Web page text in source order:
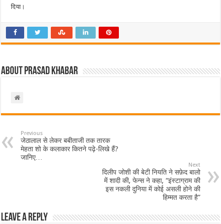
दिया।
About Prasad Khabar
Previous
जेठालाल से लेकर बबीताजी तक तारक
मेहता शो के कलाकार कितने पढ़े-लिखे हैं?
जानिए…
Next
दिलीप जोशी की बेटी नियति ने सफ़ेद बालो
में शादी की, फेन्स ने कहा, “इंस्टाग्राम की
इस नकली दुनिया में कोई असली होने की
हिम्मत करता है”
Leave a Reply